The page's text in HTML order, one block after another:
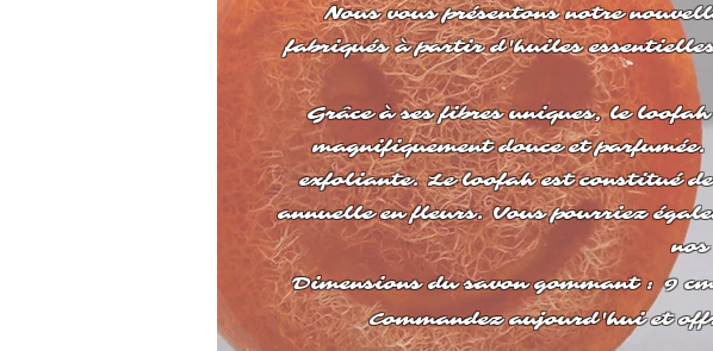
Nous vous présentons notre
fabriqués à partir d'huiles
Grâce à ses fibres uniques, le
magnifiquement douce et
exfoliante. Le loofah est constitué
annuelle en fleurs. Vous pourriez
Dimensions du savon gommant : 9
Commandez aujourd'hui et